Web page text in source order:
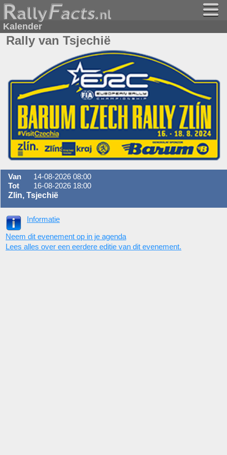
Kalender
Rally van Tsjechië
Van
14-08-2026 08:00
Tot
16-08-2026 18:00
Zlin, Tsjechië
Informatie
Neem dit evenement op in je agenda
Lees alles over een eerdere editie van dit evenement.